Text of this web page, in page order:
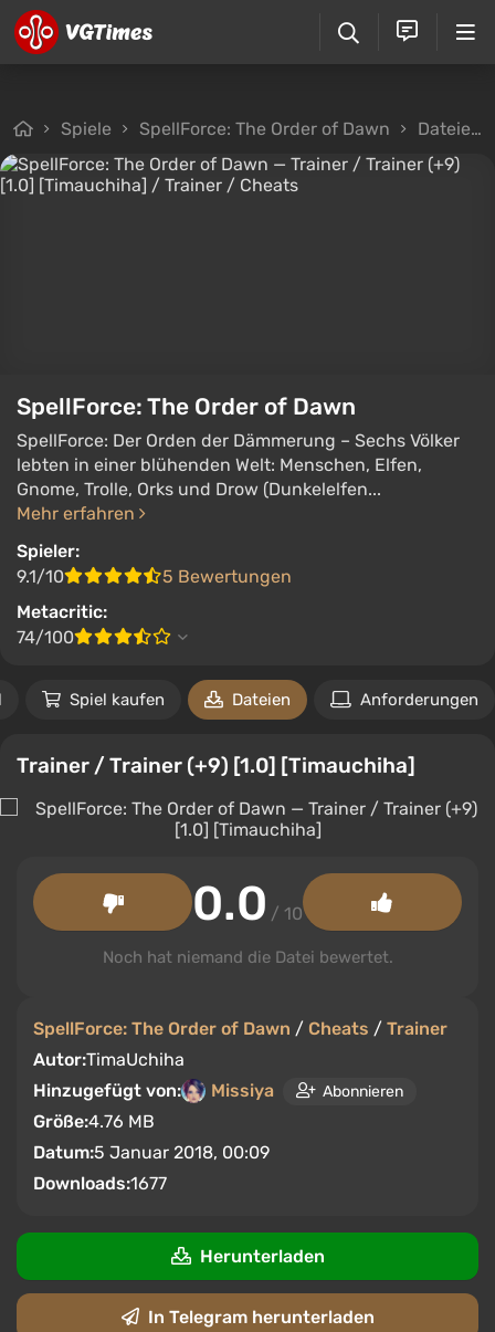
Spiele SpellForce: The Order of Dawn Dateien
SpellForce: The Order of Dawn
SpellForce: Der Orden der Dämmerung – Sechs Völker
lebten in einer blühenden Welt: Menschen, Elfen,
Gnome, Trolle, Orks und Drow (Dunkelelfen...
Mehr erfahren
Spieler:
9.1/10
5 Bewertungen
Metacritic:
74/100
Spiel kaufen Dateien Anforderungen
Trainer / Trainer (+9) [1.0] [Timauchiha]
SpellForce: The Order of Dawn / Cheats / Trainer
Autor:TimaUchiha
Hinzugefügt von:
Missiya Abonnieren
Größe:4.76 MB
Datum:5 Januar 2018, 00:09
Downloads:1677
0.0 / 10
Noch hat niemand die Datei bewertet.
Herunterladen
In Telegram herunterladen